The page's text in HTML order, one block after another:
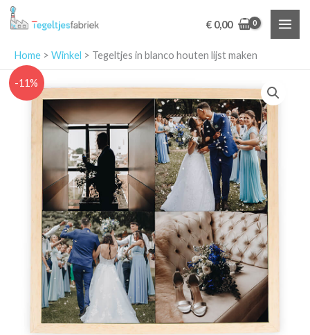
Ga
naar
inhoud
€0,00
Home > Winkel > Tegeltjes in blanco houten lijst maken
-11%